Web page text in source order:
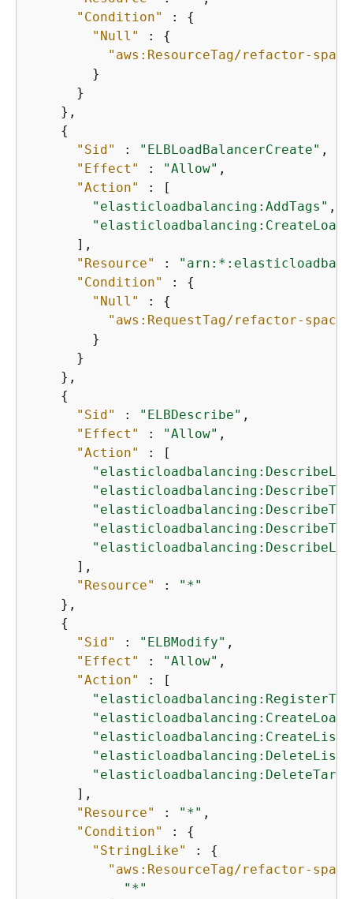
"Condition"
: {
"Null"
: {
"aws:ResourceTag/refactor-
        }
      }
    },
{
"Sid"
: "ELBLoadBalancerCreate" ,
"Effect"
: "Allow" ,
"Action"
: [
"elasticloadbalancing:AddTags" ,
      ],
"Resource"
:
"Condition"
: {
"Null"
: {
"aws:RequestTag/refactor-
        }
      }
    },
{
"Sid"
: "ELBDescribe" ,
"Effect"
: "Allow" ,
"Action"
: [
      ],
"Resource"
:
"*"
    },
{
"Sid"
: "ELBModify" ,
"Effect"
: "Allow" ,
"Action"
: [
      ],
"Resource"
: "*" ,
"Condition"
: {
"StringLike"
: {
"aws:ResourceTag/refactor-
"*"